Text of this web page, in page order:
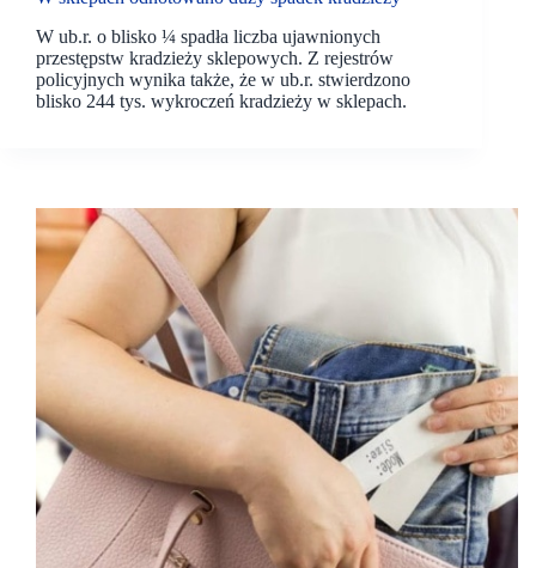
W ub.r. o blisko ¼ spadła liczba ujawnionych
przestępstw kradzieży sklepowych. Z rejestrów
policyjnych wynika także, że w ub.r. stwierdzono
blisko 244 tys. wykroczeń kradzieży w sklepach.